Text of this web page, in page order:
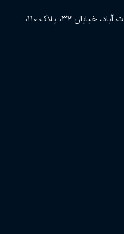
تهران، سعادت آباد، خیابان اصلی سعادت آباد، خیابان ۳۲، پلاک ۱۱۰،